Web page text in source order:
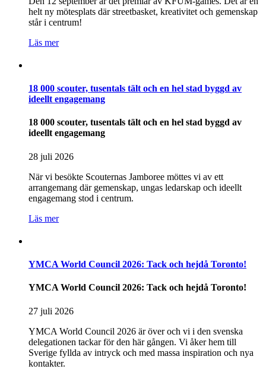
helt ny mötesplats där streetbasket, kreativitet och gemenskap
står i centrum!
Läs mer
18 000 scouter, tusentals tält och en hel stad byggd av
ideellt engagemang
18 000 scouter, tusentals tält och en hel stad byggd av
ideellt engagemang
28 juli 2026
När vi besökte Scouternas Jamboree möttes vi av ett
arrangemang där gemenskap, ungas ledarskap och ideellt
engagemang stod i centrum.
Läs mer
YMCA World Council 2026: Tack och hejdå Toronto!
YMCA World Council 2026: Tack och hejdå Toronto!
27 juli 2026
YMCA World Council 2026 är över och vi i den svenska
delegationen tackar för den här gången. Vi åker hem till
Sverige fyllda av intryck och med massa inspiration och nya
kontakter.